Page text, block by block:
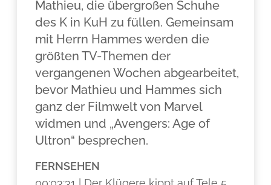
Mathieu, die übergroßen Schuhe
des K in KuH zu füllen. Gemeinsam
mit Herrn Hammes werden die
größten TV-Themen der
vergangenen Wochen abgearbeitet,
bevor Mathieu und Hammes sich
ganz der Filmwelt von Marvel
widmen und „Avengers: Age of
Ultron“ besprechen.
FERNSEHEN